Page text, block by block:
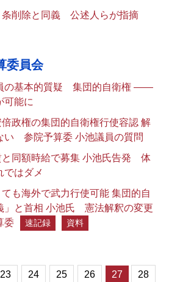
削除と同義 公述人らが指摘
委員会
の基本的質疑 集団的自衛権 ――
可能に
政権の集団的自衛権行使容認 解
い 参院予算委 小池議員の質問
同額時給で募集 小池氏告発 体
ではダメ
も海外で武力行使可能 集団的自
」と首相 小池氏 憲法解釈の変更
委
速記録 資料
23 24 25 26 27
28